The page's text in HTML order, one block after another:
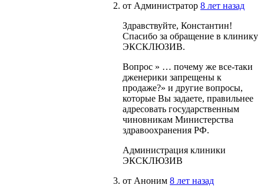
от Администратор 8 лет назад
Здравствуйте, Константин!
Спасибо за обращение в клинику
ЭКСКЛЮЗИВ.
Вопрос » … почему же все-таки
дженерики запрещены к
продаже?» и другие вопросы,
которые Вы задаете, правильнее
адресовать государственным
чиновникам Министерства
здравоохранения РФ.
Администрация клиники
ЭКСКЛЮЗИВ
от Аноним 8 лет назад